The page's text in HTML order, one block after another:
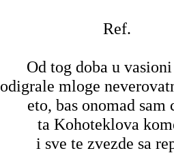
Ref.
Od tog doba u vasioni
odigrale mloge
eto, bas onomad sam
ta Kohoteklova
i sve te zvezde sa